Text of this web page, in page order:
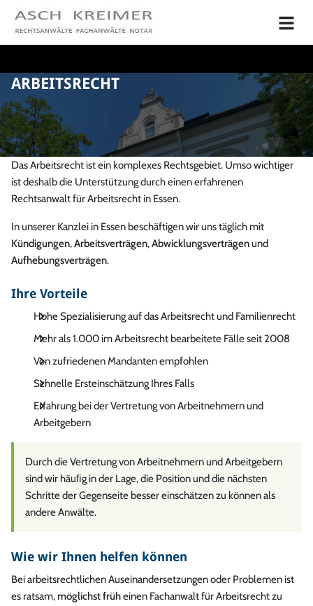
ARBEITSRECHT
Das Arbeitsrecht ist ein komplexes Rechtsgebiet. Umso wichtiger
ist deshalb die Unterstützung durch einen erfahrenen
Rechtsanwalt für Arbeitsrecht in Essen.
In unserer Kanzlei in Essen beschäftigen wir uns täglich mit
Kündigungen,Arbeitsverträgen,Abwicklungsverträgenund
Aufhebungsverträgen.
Ihre Vorteile
Hohe Spezialisierung auf das Arbeitsrecht und Familienrecht
Mehr als 1.000 im Arbeitsrecht bearbeitete Fälle seit 2008
Von zufriedenen Mandanten empfohlen
Schnelle Ersteinschätzung Ihres Falls
Erfahrung bei der Vertretung von Arbeitnehmern und
Arbeitgebern
Durch die Vertretung von Arbeitnehmern und Arbeitgebern
sind wir häuﬁg in der Lage, die Position und die nächsten
Schritte der Gegenseite besser einschätzen zu können als
andere Anwälte.
Wie wir Ihnen helfen können
Bei arbeitsrechtlichen Auseinandersetzungen oder Problemen ist
es ratsam,möglichst früheinen Fachanwalt für Arbeitsrecht zu